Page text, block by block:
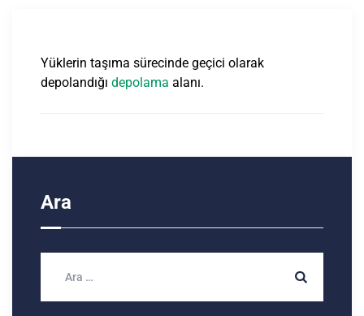
Yüklerin taşıma sürecinde geçici olarak
depolandığı depolama alanı.
Ara